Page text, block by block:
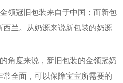
领冠旧包装来自于中国；而新包
西兰。从奶源来说新包装的奶源
角度来说，新旧包装的金领冠奶
全面，可以保障宝宝所需要的